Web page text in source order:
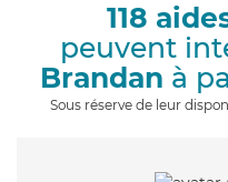
118
peuvent
Brandan à
Sous réserve de leur